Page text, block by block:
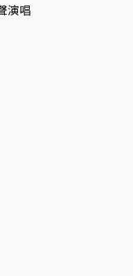
演唱